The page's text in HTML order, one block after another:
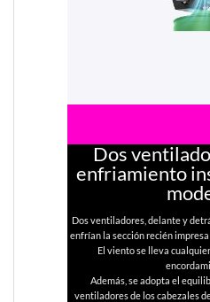
Dos
enfriamiento
Dos ventiladores, delante y
enfrían la sección recién
El viento se lleva
Además, se adopta el
ventiladores de los cabezales